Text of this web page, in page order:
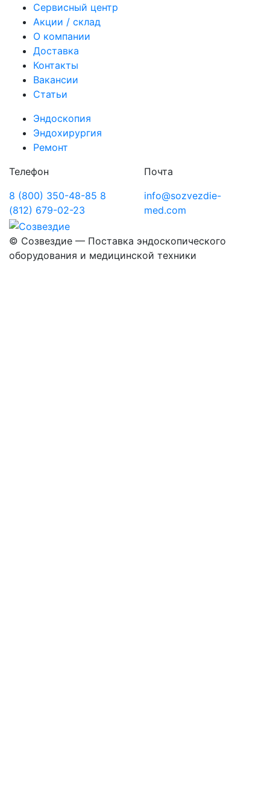
Сервисный центр
Акции / склад
О компании
Доставка
Контакты
Вакансии
Статьи
Эндоскопия
Эндохирургия
Ремонт
Телефон
8 (800) 350-48-85 8
(812) 679-02-23
Почта
info@sozvezdie-
med.com
© Созвездие — Поставка эндоскопического
оборудования и медицинской техники